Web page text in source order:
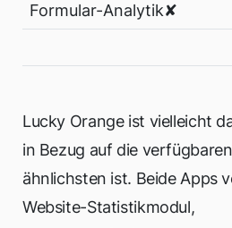
Formular-Analytik✘
Lucky Orange ist vielleicht
in Bezug auf die
ähnlichsten ist. Beide Apps
Website-Statistikmodul,